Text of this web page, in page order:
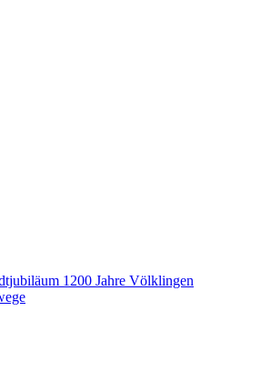
1200 Jahre Völklingen